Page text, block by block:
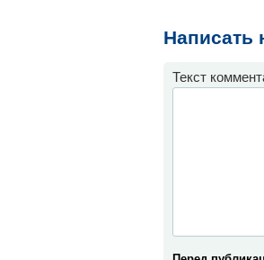
Написать
Текст